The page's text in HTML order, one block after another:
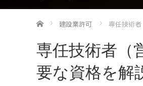
ホーム 建設業許可 専任技術
専任技術者（
要な資格を解